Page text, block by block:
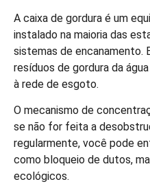
A caixa de gordura é um
instalado na maioria das
sistemas de encanamento.
resíduos de gordura da
à rede de esgoto.
O mecanismo de
se não for feita a
regularmente, você pode
como bloqueio de dutos,
ecológicos.